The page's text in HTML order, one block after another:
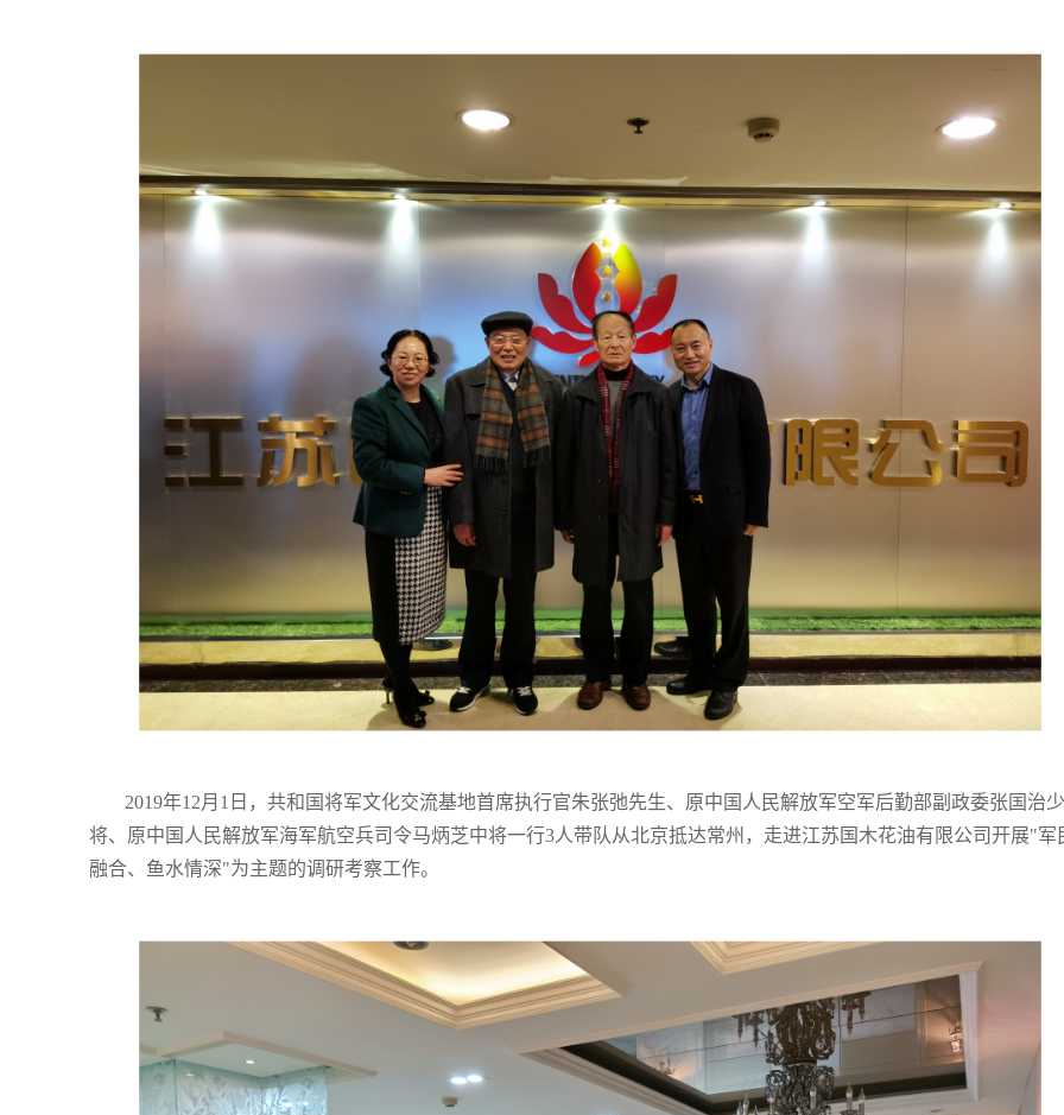
2019年12月1日，共和国将军文化交流基地首席执行官朱张弛先生、原中国人民解放军空军后勤部副政委张国治少
将、原中国人民解放军海军航空兵司令马炳芝中将一行3人带队从北京抵达常州，走进江苏国木花油有限公司开展"军
融合、鱼水情深"为主题的调研考察工作。